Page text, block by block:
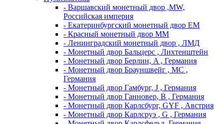
- Варшавский монетный двор ,MW,
Российская империя
- Екатеринбургский монетный двор ЕМ
- Красный монетный двор ММ
- Ленинградский монетный двор , ЛМД
- Монетный двор Бальцерс , Лихтенштейн
- Монетный двор Берлин, A , Германия
- Монетный двор Брауншвейг , MC ,
Германия
- Монетный двор Гамбург, J , Германия
- Монетный двор Ганновер, B , Германия
- Монетный двор Карлсбург, GYF , Австрия
- Монетный двор Карлсруэ , G , Германия